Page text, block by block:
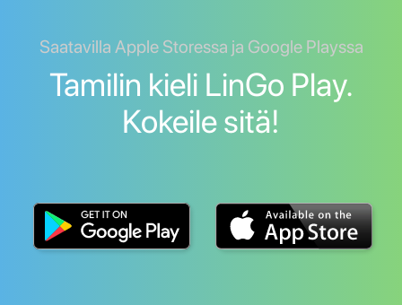
Saatavilla Apple Storessa ja Google Playssa
Tamilin kieli LinGo Play.
Kokeile sitä!